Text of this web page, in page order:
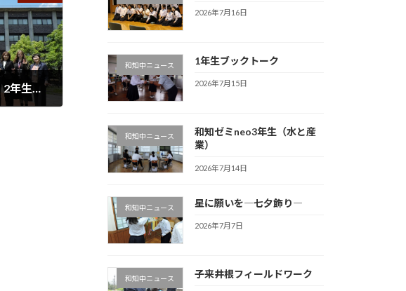
校外学習（1年生：ウッディパル・2年生：京都体験)について
2026年7月16日
和知中ニュース 1年生ブックトーク
2026年7月15日
和知中ニュース
和知ゼミneo3年生（水と産
業）
2026年7月14日
和知中ニュース 星に願いを―七夕飾り―
2026年7月7日
和知中ニュース 子来井根フィールドワーク